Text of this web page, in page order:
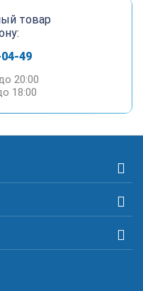
товар
49
20:00
18:00